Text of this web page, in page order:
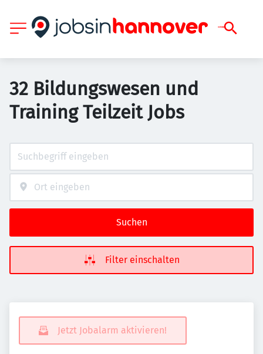
32 Bildungswesen und
Training Teilzeit Jobs
Suchen
Filter einschalten
Jetzt Jobalarm aktivieren!